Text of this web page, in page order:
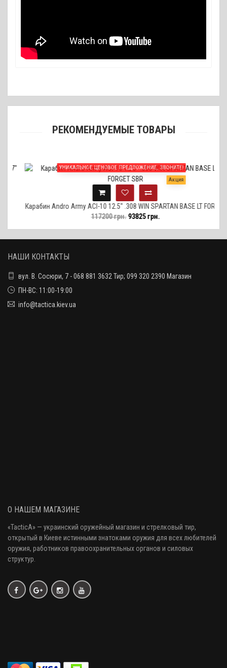
РЕКОМЕНДУЕМЫЕ ТОВАРЫ
УНИКАЛЬНОЕ ЦЕНОВОЕ ПРЕДЛОЖЕНИЕ, ЗВОНИТЕ!
Акция
Карабин Andro Army ACI-10 12.5" .308 WIN SPARTAN BASE LT FORGET
SBR
117200 грн.93825 грн.
НАШИ КОНТАКТЫ
вул. В. Сосюри, 7 - 068 881 3632 Тир; 099 320 2390 Магазин
ПН-ВС: 11:00-19:00
info@tactica.kiev.ua
О НАШЕМ МАГАЗИНЕ
«TacticA» — украинский оружейный магазин и стрелковый тир,
открытый в Киеве истинными знатоками оружия для всех любителей
оружия, работников правоохранительных органов и силовых
структур.